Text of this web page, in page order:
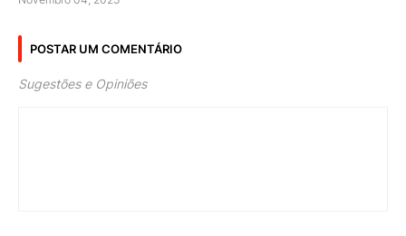
POSTAR UM COMENTÁRIO
Sugestões e Opiniões